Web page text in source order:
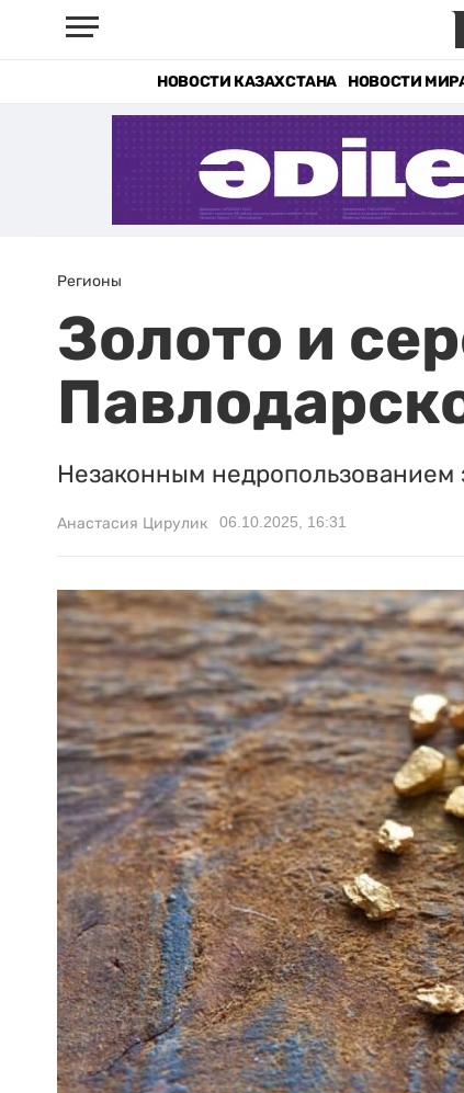
НОВОСТИ КАЗАХСТАНА НОВОСТИ
Регионы
Золото и
Незаконным
Анастасия Цирулик 06.10.2025, 16:31